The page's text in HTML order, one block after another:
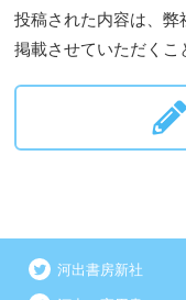
投稿された内容は、弊
掲載させていただくこ
河出書房新社